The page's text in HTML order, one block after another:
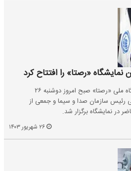
«رصتا» را افتتاح کرد
مراسم افتتاحیه سومین نمایشگاه ملی «رصتا» صبح امروز دوشنبه ۲۶
رئیس سازمان صدا و سیما و جمعی از
در نمایشگاه برگزار شد.